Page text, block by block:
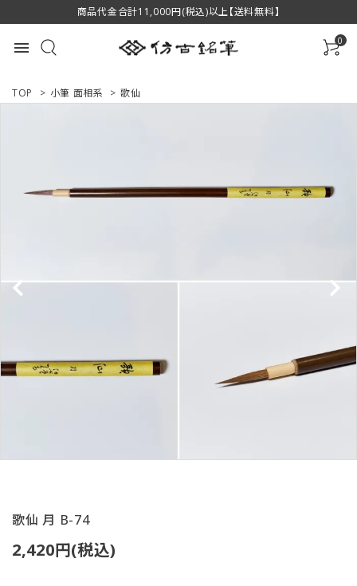
商品代金合計11,000円(税込)以上【送料無料】
menu 0
用途で選ぶ
ご利用ガイド
特定商取引法について
TOP > 小筆 面相系 > 歌仙
歌仙 月 B-74
2,420円(税込)